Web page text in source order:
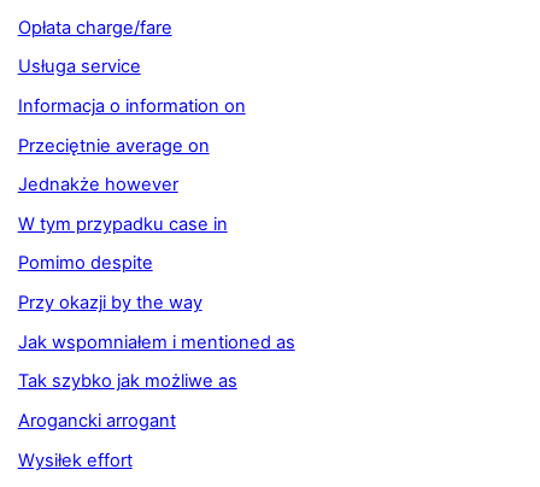
Opłata charge/fare
Usługa service
Informacja o information on
Przeciętnie average on
Jednakże however
W tym przypadku case in
Pomimo despite
Przy okazji by the way
Jak wspomniałem i mentioned as
Tak szybko jak możliwe as
Arogancki arrogant
Wysiłek effort